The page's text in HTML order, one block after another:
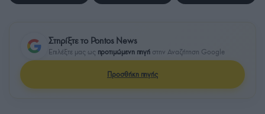
Στηρίξτε το Pontos News
Επιλέξτε μας ως προτιμώμενη πηγή στην Αναζήτηση Google
Προσθήκη πηγής